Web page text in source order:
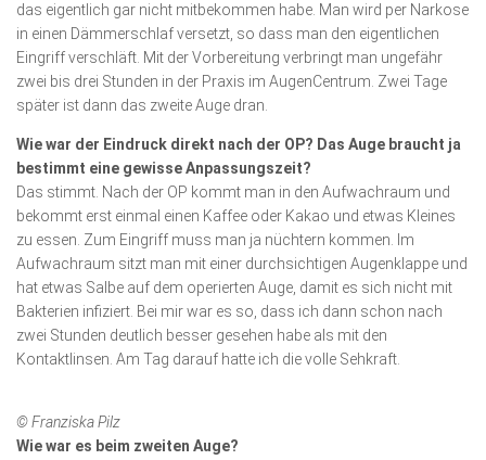
das eigentlich gar nicht mitbekommen habe. Man wird per Narkose
in einen Dämmerschlaf versetzt, so dass man den eigentlichen
Eingriff verschläft. Mit der Vor­bereitung verbringt man ungefähr
zwei bis drei Stunden in der Praxis im AugenCentrum. Zwei Tage
später ist dann das zweite Auge dran.
Wie war der Eindruck direkt nach der OP? Das Auge braucht ja
bestimmt eine gewisse Anpassungszeit?
Das stimmt. Nach der OP kommt man in den Aufwachraum und
bekommt erst einmal einen Kaffee oder Kakao und etwas Kleines
zu essen. Zum Eingriff muss man ja nüchtern kommen. Im
Aufwachraum sitzt man mit einer durchsichtigen Augenklappe und
hat etwas Salbe auf dem operierten Auge, damit es sich nicht mit
Bakterien infiziert. Bei mir war es so, dass ich dann schon nach
zwei Stunden deutlich besser gesehen habe als mit den
Kontaktlinsen. Am Tag darauf hatte ich die volle Sehkraft.
© Franziska Pilz
Wie war es beim zweiten Auge?